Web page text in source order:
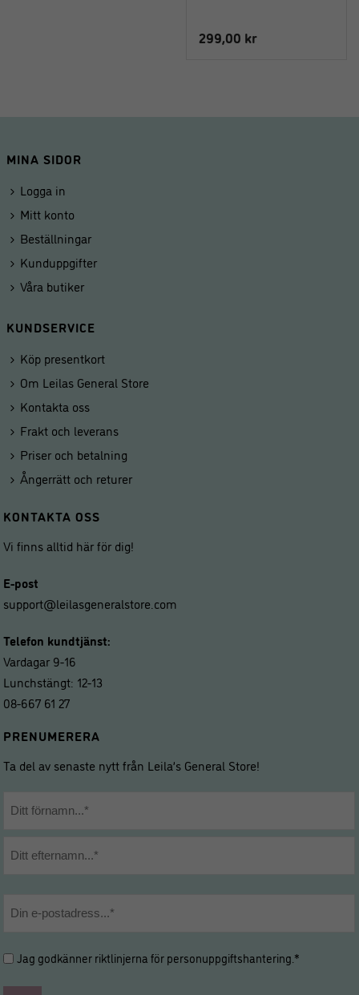
299,00 kr
MINA SIDOR
Logga in
Mitt konto
Beställningar
Kunduppgifter
Våra butiker
KUNDSERVICE
Köp presentkort
Om Leilas General Store
Kontakta oss
Frakt och leverans
Priser och betalning
Ångerrätt och returer
KONTAKTA OSS
Vi finns alltid här för dig!
E-post
support@leilasgeneralstore.com
Telefon kundtjänst:
Vardagar 9-16
Lunchstängt: 12-13
08-667 61 27
PRENUMERERA
Ta del av senaste nytt från Leila’s General Store!
Hantering
Jag godkänner riktlinjerna förpersonuppgiftshantering.*